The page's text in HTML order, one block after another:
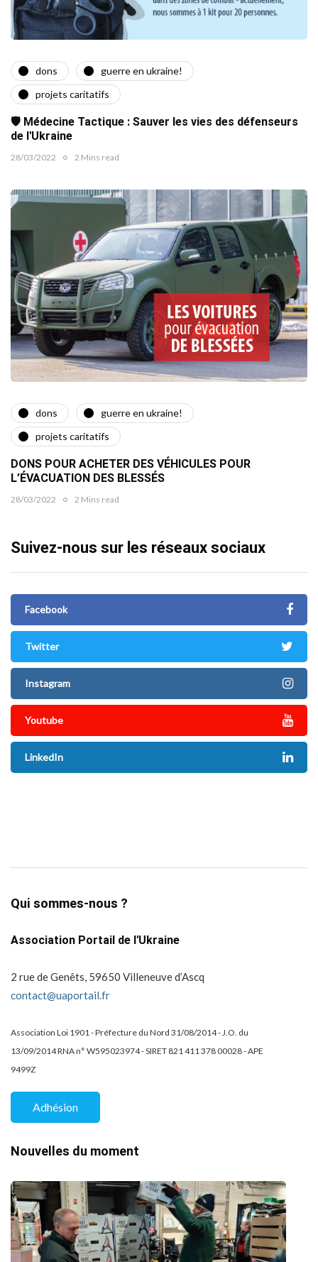
dons
guerre en ukraine!
projets caritatifs
🛡️ Médecine Tactique : Sauver les vies des défenseurs
de l'Ukraine
28/03/2022 2 Mins read
dons
guerre en ukraine!
projets caritatifs
DONS POUR ACHETER DES VÉHICULES POUR
L’ÉVACUATION DES BLESSÉS
28/03/2022 2 Mins read
Suivez-nous sur les réseaux sociaux
Facebook
Twitter
Instagram
Youtube
LinkedIn
Qui sommes-nous ?
Association Portail de l'Ukraine
2 rue de Genêts, 59650 Villeneuve d’Ascq
contact@uaportail.fr
Association Loi 1901 - Préfecture du Nord 31/08/2014 - J.O. du
13/09/2014 RNA n° W595023974 - SIRET 821 411 378 00028 - APE
9499Z
Adhésion
Nouvelles du moment